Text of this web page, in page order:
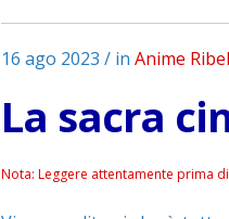
16 ago 2023 / in Anime
La sacra
Nota: Leggere attentamente prima